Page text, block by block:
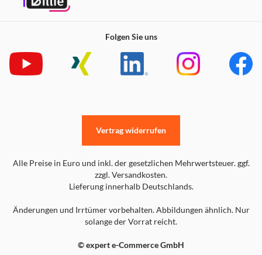
Folgen Sie uns
Alle Preise in Euro und inkl. der gesetzlichen Mehrwertsteuer. ggf.
zzgl. Versandkosten.
Lieferung innerhalb Deutschlands.
Änderungen und Irrtümer vorbehalten. Abbildungen ähnlich. Nur
solange der Vorrat reicht.
© expert e-Commerce GmbH
Vertrag widerrufen